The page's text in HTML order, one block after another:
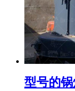
型号的